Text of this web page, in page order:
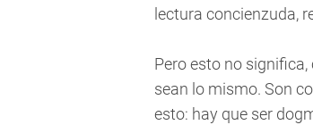
lectura concienzuda,
Pero esto no
sean lo mismo. Son
esto: hay que ser